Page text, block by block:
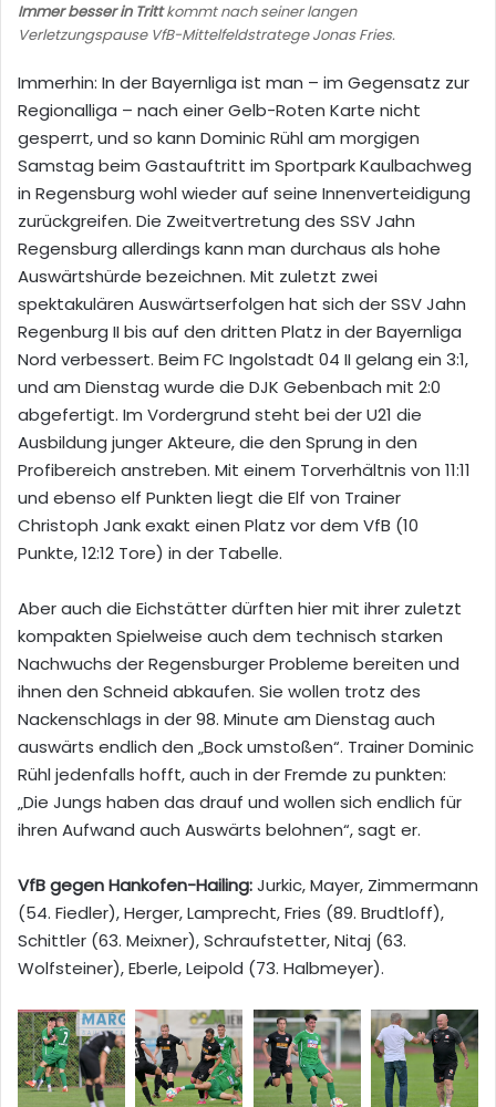
Immer besser in Trittkommt nach seiner langen
Verletzungspause VfB-Mittelfeldstratege Jonas Fries.
Immerhin: In der Bayernliga ist man – im Gegensatz zur
Regionalliga – nach einer Gelb-Roten Karte nicht
gesperrt, und so kann Dominic Rühl am morgigen
Samstag beim Gastauftritt im Sportpark Kaulbachweg
in Regensburg wohl wieder auf seine Innenverteidigung
zurückgreifen. Die Zweitvertretung des SSV Jahn
Regensburg allerdings kann man durchaus als hohe
Auswärtshürde bezeichnen. Mit zuletzt zwei
spektakulären Auswärtserfolgen hat sich der SSV Jahn
Regenburg II bis auf den dritten Platz in der Bayernliga
Nord verbessert. Beim FC Ingolstadt 04 II gelang ein 3:1,
und am Dienstag wurde die DJK Gebenbach mit 2:0
abgefertigt. Im Vordergrund steht bei der U21 die
Ausbildung junger Akteure, die den Sprung in den
Profibereich anstreben. Mit einem Torverhältnis von 11:11
und ebenso elf Punkten liegt die Elf von Trainer
Christoph Jank exakt einen Platz vor dem VfB (10
Punkte, 12:12 Tore) in der Tabelle.
Aber auch die Eichstätter dürften hier mit ihrer zuletzt
kompakten Spielweise auch dem technisch starken
Nachwuchs der Regensburger Probleme bereiten und
ihnen den Schneid abkaufen. Sie wollen trotz des
Nackenschlags in der 98. Minute am Dienstag auch
auswärts endlich den „Bock umstoßen“. Trainer Dominic
Rühl jedenfalls hofft, auch in der Fremde zu punkten:
„Die Jungs haben das drauf und wollen sich endlich für
ihren Aufwand auch Auswärts belohnen“, sagt er.
VfB gegen Hankofen-Hailing:Jurkic, Mayer, Zimmermann
(54. Fiedler), Herger, Lamprecht, Fries (89. Brudtloff),
Schittler (63. Meixner), Schraufstetter, Nitaj (63.
Wolfsteiner), Eberle, Leipold (73. Halbmeyer).